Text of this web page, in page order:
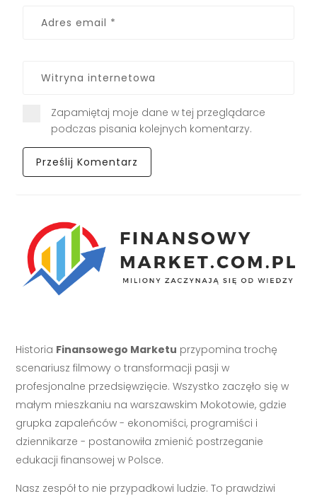
Zapamiętaj moje dane w tej przeglądarce
podczas pisania kolejnych komentarzy.
Historia Finansowego Marketu przypomina trochę
scenariusz filmowy o transformacji pasji w
profesjonalne przedsięwzięcie. Wszystko zaczęło się w
małym mieszkaniu na warszawskim Mokotowie, gdzie
grupka zapaleńców - ekonomiści, programiści i
dziennikarze - postanowiła zmienić postrzeganie
edukacji finansowej w Polsce.
Nasz zespół to nie przypadkowi ludzie. To prawdziwi